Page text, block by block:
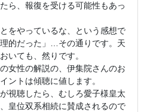
ら、報復を受ける可能性もあっ
をやっているな、という感想で
的だった」…その通りです。天
いても、然りです。
女性の解説の、伊集院さんのお
ントは傾聴に値します。
視聴したら、むしろ愛子様皇太
皇位双系相続に賛成されるので